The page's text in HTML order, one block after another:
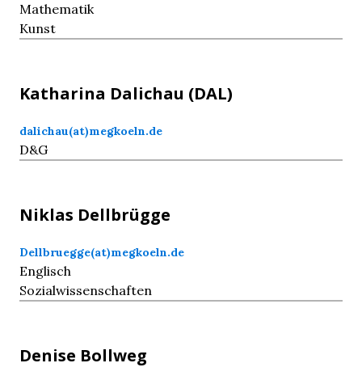
Mathematik
Kunst
Katharina Dalichau (DAL)
dalichau(at)megkoeln.de
D&G
Niklas Dellbrügge
Dellbruegge(at)megkoeln.de
Englisch
Sozialwissenschaften
Denise Bollweg